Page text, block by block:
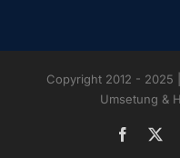
Copyright 2012 - 2025
Umsetung &